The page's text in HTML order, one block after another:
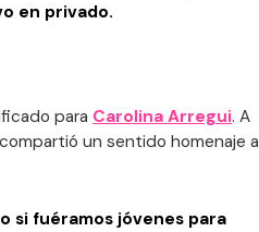
en privado.
para Carolina Arregui. A
un sentido homenaje a
si fuéramos jóvenes para